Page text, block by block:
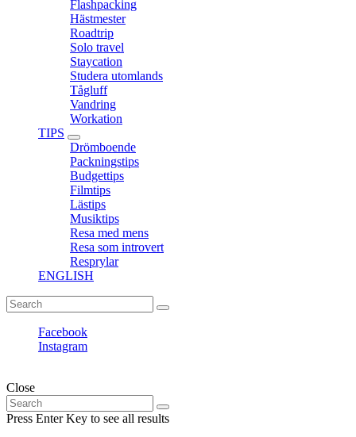
Flashpacking
Hästmester
Roadtrip
Solo travel
Staycation
Studera utomlands
Tågluff
Vandring
Workation
TIPS
expand
child
menu
Drömboende
Packningstips
Budgettips
Filmtips
Lästips
Musiktips
Resa med mens
Resa som introvert
Resprylar
ENGLISH
Search
for:
Search
Facebook
Instagram
Close
Search
for:
Search
Press Enter Key to see all results